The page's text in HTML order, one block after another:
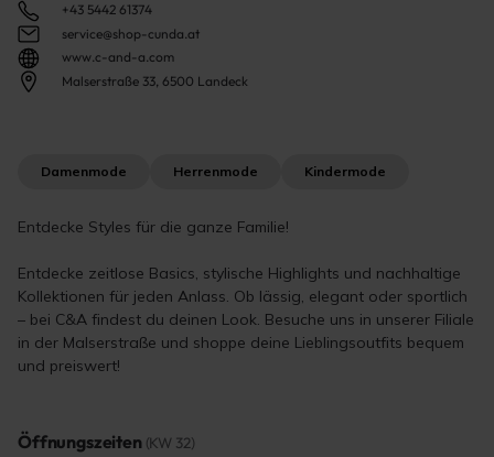
+43 5442 61374
service@shop-cunda.at
www.c-and-a.com
Malserstraße 33, 6500 Landeck
Damenmode Herrenmode Kindermode
Entdecke Styles für die ganze Familie!
Entdecke zeitlose Basics, stylische Highlights und nachhaltige
Kollektionen für jeden Anlass. Ob lässig, elegant oder sportlich
– bei C&A findest du deinen Look. Besuche uns in unserer Filiale
in der Malserstraße und shoppe deine Lieblingsoutfits bequem
und preiswert!
Öffnungszeiten (KW 32)